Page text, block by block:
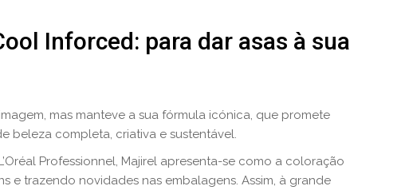
Inforced: para dar asas à sua
mas manteve a sua fórmula icónica, que promete
beleza completa, criativa e sustentável.
Professionnel, Majirel apresenta-se como a coloração
e trazendo novidades nas embalagens. Assim, à grande